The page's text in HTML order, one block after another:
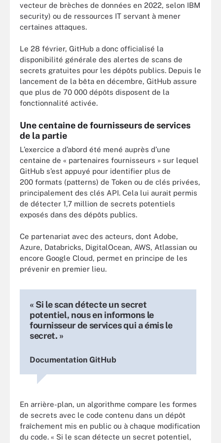
vecteur de brèches de données en 2022, selon IBM
security) ou de ressources IT servant à mener
certaines attaques.
Le 28 février, GitHub a donc officialisé la
disponibilité générale des alertes de scans de
secrets gratuites pour les dépôts publics. Depuis le
lancement de la bêta en décembre, GitHub assure
que plus de 70 000 dépôts disposent de la
fonctionnalité activée.
Une centaine de fournisseurs de services
de la partie
L’exercice a d’abord été mené auprès d’une
centaine de « partenaires fournisseurs » sur lequel
GitHub s’est appuyé pour identifier plus de
200 formats (patterns) de Token ou de clés privées,
principalement des clés API. Cela lui aurait permis
de détecter 1,7 million de secrets potentiels
exposés dans des dépôts publics.
Ce partenariat avec des acteurs, dont Adobe,
Azure, Databricks, DigitalOcean, AWS, Atlassian ou
encore Google Cloud, permet en principe de les
prévenir en premier lieu.
« Si le scan détecte un secret
potentiel, nous en informons le
fournisseur de services qui a émis le
secret. »
Documentation GitHub
En arrière-plan, un algorithme compare les formes
de secrets avec le code contenu dans un dépôt
fraîchement mis en public ou à chaque modification
du code. « Si le scan détecte un secret potentiel,